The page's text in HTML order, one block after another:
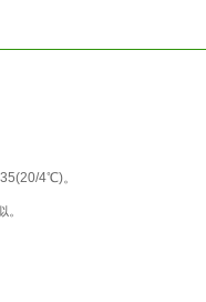
4℃)。